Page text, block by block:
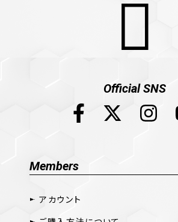
Official SNS
Members
アカウント